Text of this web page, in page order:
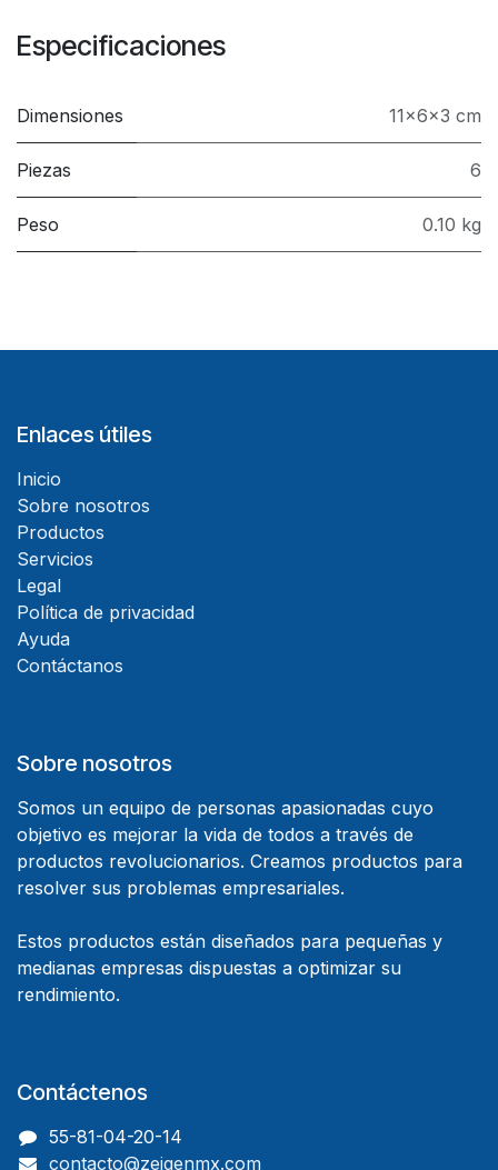
Especificaciones
Dimensiones 11x6x3 cm
Piezas 6
Peso 0.10 kg
Enlaces útiles
Inicio
Sobre nosotros
Productos
Servicios
Legal
Política de privacidad
Ayuda
Contáctanos
Sobre nosotros
Somos un equipo de personas apasionadas cuyo
objetivo es mejorar la vida de todos a través de
productos revolucionarios. Creamos productos para
resolver sus problemas empresariales.
Estos productos están diseñados para pequeñas y
medianas empresas dispuestas a optimizar su
rendimiento.
Contáctenos
55-81-04-20-14
contacto@zeigenmx.com